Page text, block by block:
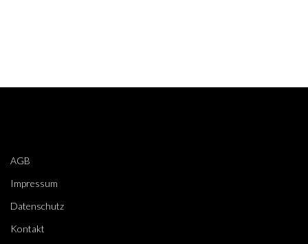
AGB
Impressum
Datenschutz
Kontakt